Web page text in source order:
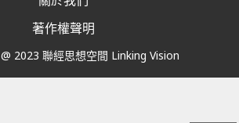
著作權聲明
@ 2023 聯經思想空間 Linking Vision